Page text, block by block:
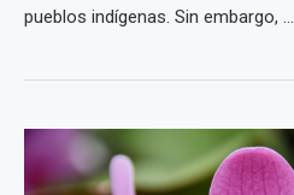
pueblos indígenas. Sin embargo, ...